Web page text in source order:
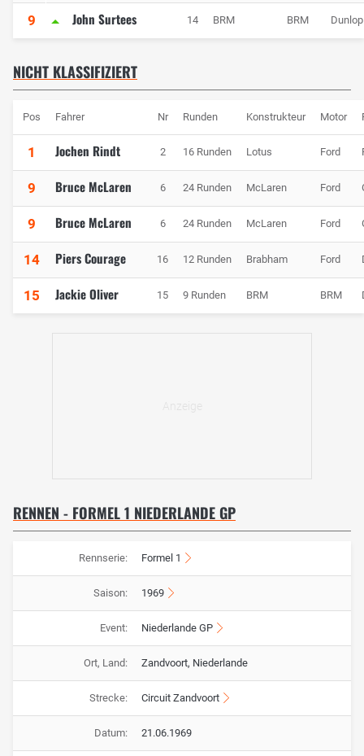
9 John Surtees 14 BRM BRM Dunlop
NICHT KLASSIFIZIERT
Pos Fahrer Nr Runden Konstrukteur Motor
1 Jochen Rindt 2 16 Runden Lotus Ford
9 Bruce McLaren 6 24 Runden McLaren Ford
9 Bruce McLaren 6 24 Runden McLaren Ford
14 Piers Courage 16 12 Runden Brabham Ford
15 Jackie Oliver 15 9 Runden BRM BRM
RENNEN - FORMEL 1 NIEDERLANDE GP
Rennserie: Formel 1
Saison: 1969
Event: Niederlande GP
Ort, Land: Zandvoort, Niederlande
Strecke: Circuit Zandvoort
Datum: 21.06.1969